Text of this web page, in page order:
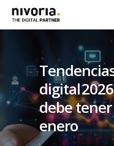
digital
debe
enero